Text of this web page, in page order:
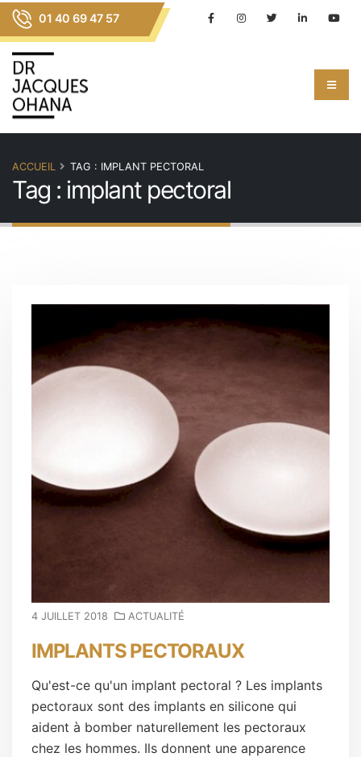
01 40 69 47 57
ACCUEIL TAG : IMPLANT PECTORAL
Tag : implant pectoral
4 JUILLET 2018 ACTUALITÉ
IMPLANTS PECTORAUX
Qu'est-ce qu'un implant pectoral ? Les implants
pectoraux sont des implants en silicone qui
aident à bomber naturellement les pectoraux
chez les hommes. Ils donnent une apparence